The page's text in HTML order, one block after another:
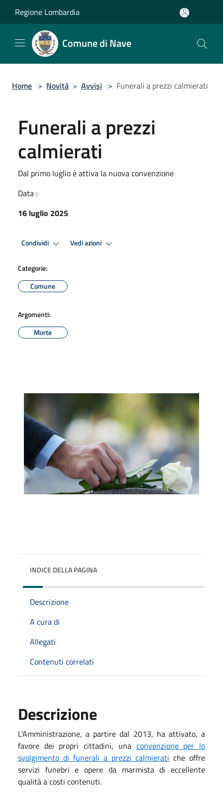
Regione Lombardia
Comune di Nave
Home > Novità > Avvisi > Funerali a prezzi calmierati
Funerali a prezzi
calmierati
Dal primo luglio è attiva la nuova convenzione
Data :
16 luglio 2025
Condividi Vedi azioni
Categorie:
Comune
Argomenti:
Morte
INDICE DELLA PAGINA
Descrizione
A cura di
Allegati
Contenuti correlati
Descrizione
L'Amministrazione, a partire dal 2013, ha attivato, a
favore dei propri cittadini, una convenzione per lo
svolgimento di funerali a prezzi calmierati che offre
servizi funebri e opere da marmista di eccellente
qualità a costi contenuti.